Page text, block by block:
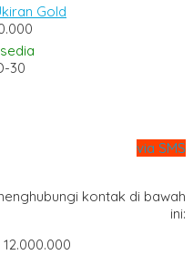
Gold
30
via SMS
kontak di bawah
ini:
12.000.000